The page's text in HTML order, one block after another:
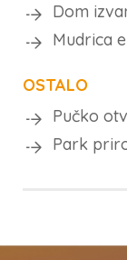
Dom
Mudrica
OSTALO
Pučko
Park